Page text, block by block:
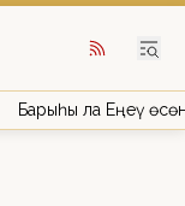
Барыһы ла Еңеү